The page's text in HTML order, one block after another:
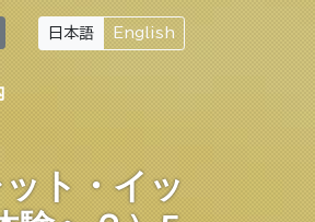
日本語 English
ト・イッ